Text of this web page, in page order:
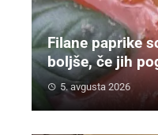
Filane paprike
boljše, če jih
5. avgusta 2026